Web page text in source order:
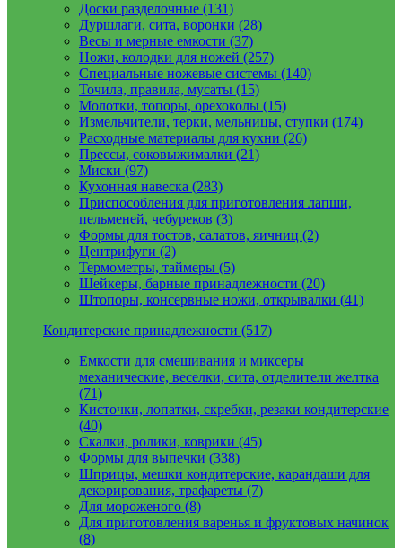
Доски разделочные (131)
Дуршлаги, сита, воронки (28)
Весы и мерные емкости (37)
Ножи, колодки для ножей (257)
Специальные ножевые системы (140)
Точила, правила, мусаты (15)
Молотки, топоры, орехоколы (15)
Измельчители, терки, мельницы, ступки (174)
Расходные материалы для кухни (26)
Прессы, соковыжималки (21)
Миски (97)
Кухонная навеска (283)
Приспособления для приготовления лапши,
пельменей, чебуреков (3)
Формы для тостов, салатов, яичниц (2)
Центрифуги (2)
Термометры, таймеры (5)
Шейкеры, барные принадлежности (20)
Штопоры, консервные ножи, открывалки (41)
Кондитерские принадлежности (517)
Емкости для смешивания и миксеры
механические, веселки, сита, отделители желтка
(71)
Кисточки, лопатки, скребки, резаки кондитерские
(40)
Скалки, ролики, коврики (45)
Формы для выпечки (338)
Шприцы, мешки кондитерские, карандаши для
декорирования, трафареты (7)
Для мороженого (8)
Для приготовления варенья и фруктовых начинок
(8)